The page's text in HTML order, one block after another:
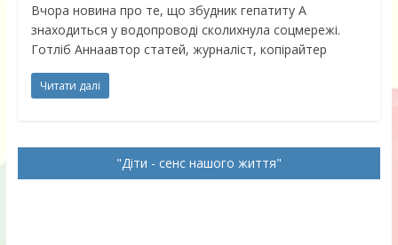
Вчора новина про те, що збудник гепатиту А
знаходиться у водопроводі сколихнула соцмережі.
Готліб Аннаавтор статей, журналіст, копірайтер
Читати далі
Діти - сенс нашого життя